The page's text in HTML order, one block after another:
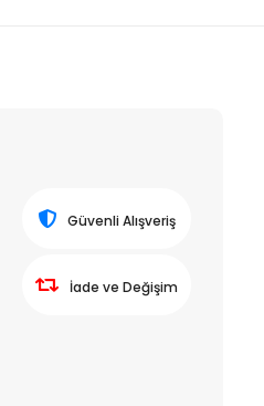
Güvenli Alışveriş
İade ve Değişim